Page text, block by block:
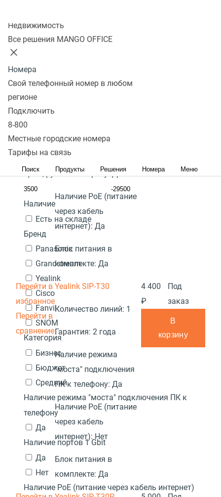
Недвижимость
Все решения MANGO OFFICE
Номера
Свой телефонный номер в любом
регионе
Подключить
8-800
Местные городские номера
Тарифы на связь
Поиск Продукты Решения Номера Меню
В избранном 0 товаров
Сбросить
SIP телефон с gigabit
телефон с цветным дисплеем
Популярные
дешевые Сначала дорогие
Акция
Цена, руб.:
-
Наличие
Есть на складе
Бренд
Panasonic
Grandstream
Yealink
Cisco
Fanvil
SNOM
Категория
Бизнес
Бюджет
Средний
Наличие режима "моста" подключения ПК к
телефону
Да
Наличие портов 1 Gbit
Да
Нет
Наличие PoE (питание через кабель интернет)
Перейти в
избранное
сравнение
Наличие режима
ПК к телефону:Да
Наличие PoE (питание
через кабель
интернет): Да
Блок питания в
комплекте: Да
Перейти в
избранное
Перейти в
сравнение
Yealink SIP-T30
Количество линий: 1
Гарантия: 2 года
Наличие режима
"моста" подключения
ПК к телефону: Да
Наличие PoE (питание
через кабель
интернет): Нет
Блок питания в
комплекте: Да
4 400
₽
Под
заказ
В
корзину